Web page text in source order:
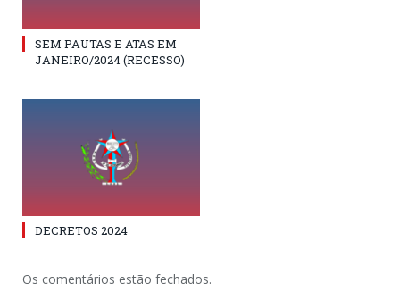
SEM PAUTAS E ATAS EM
JANEIRO/2024 (RECESSO)
DECRETOS 2024
Os comentários estão fechados.